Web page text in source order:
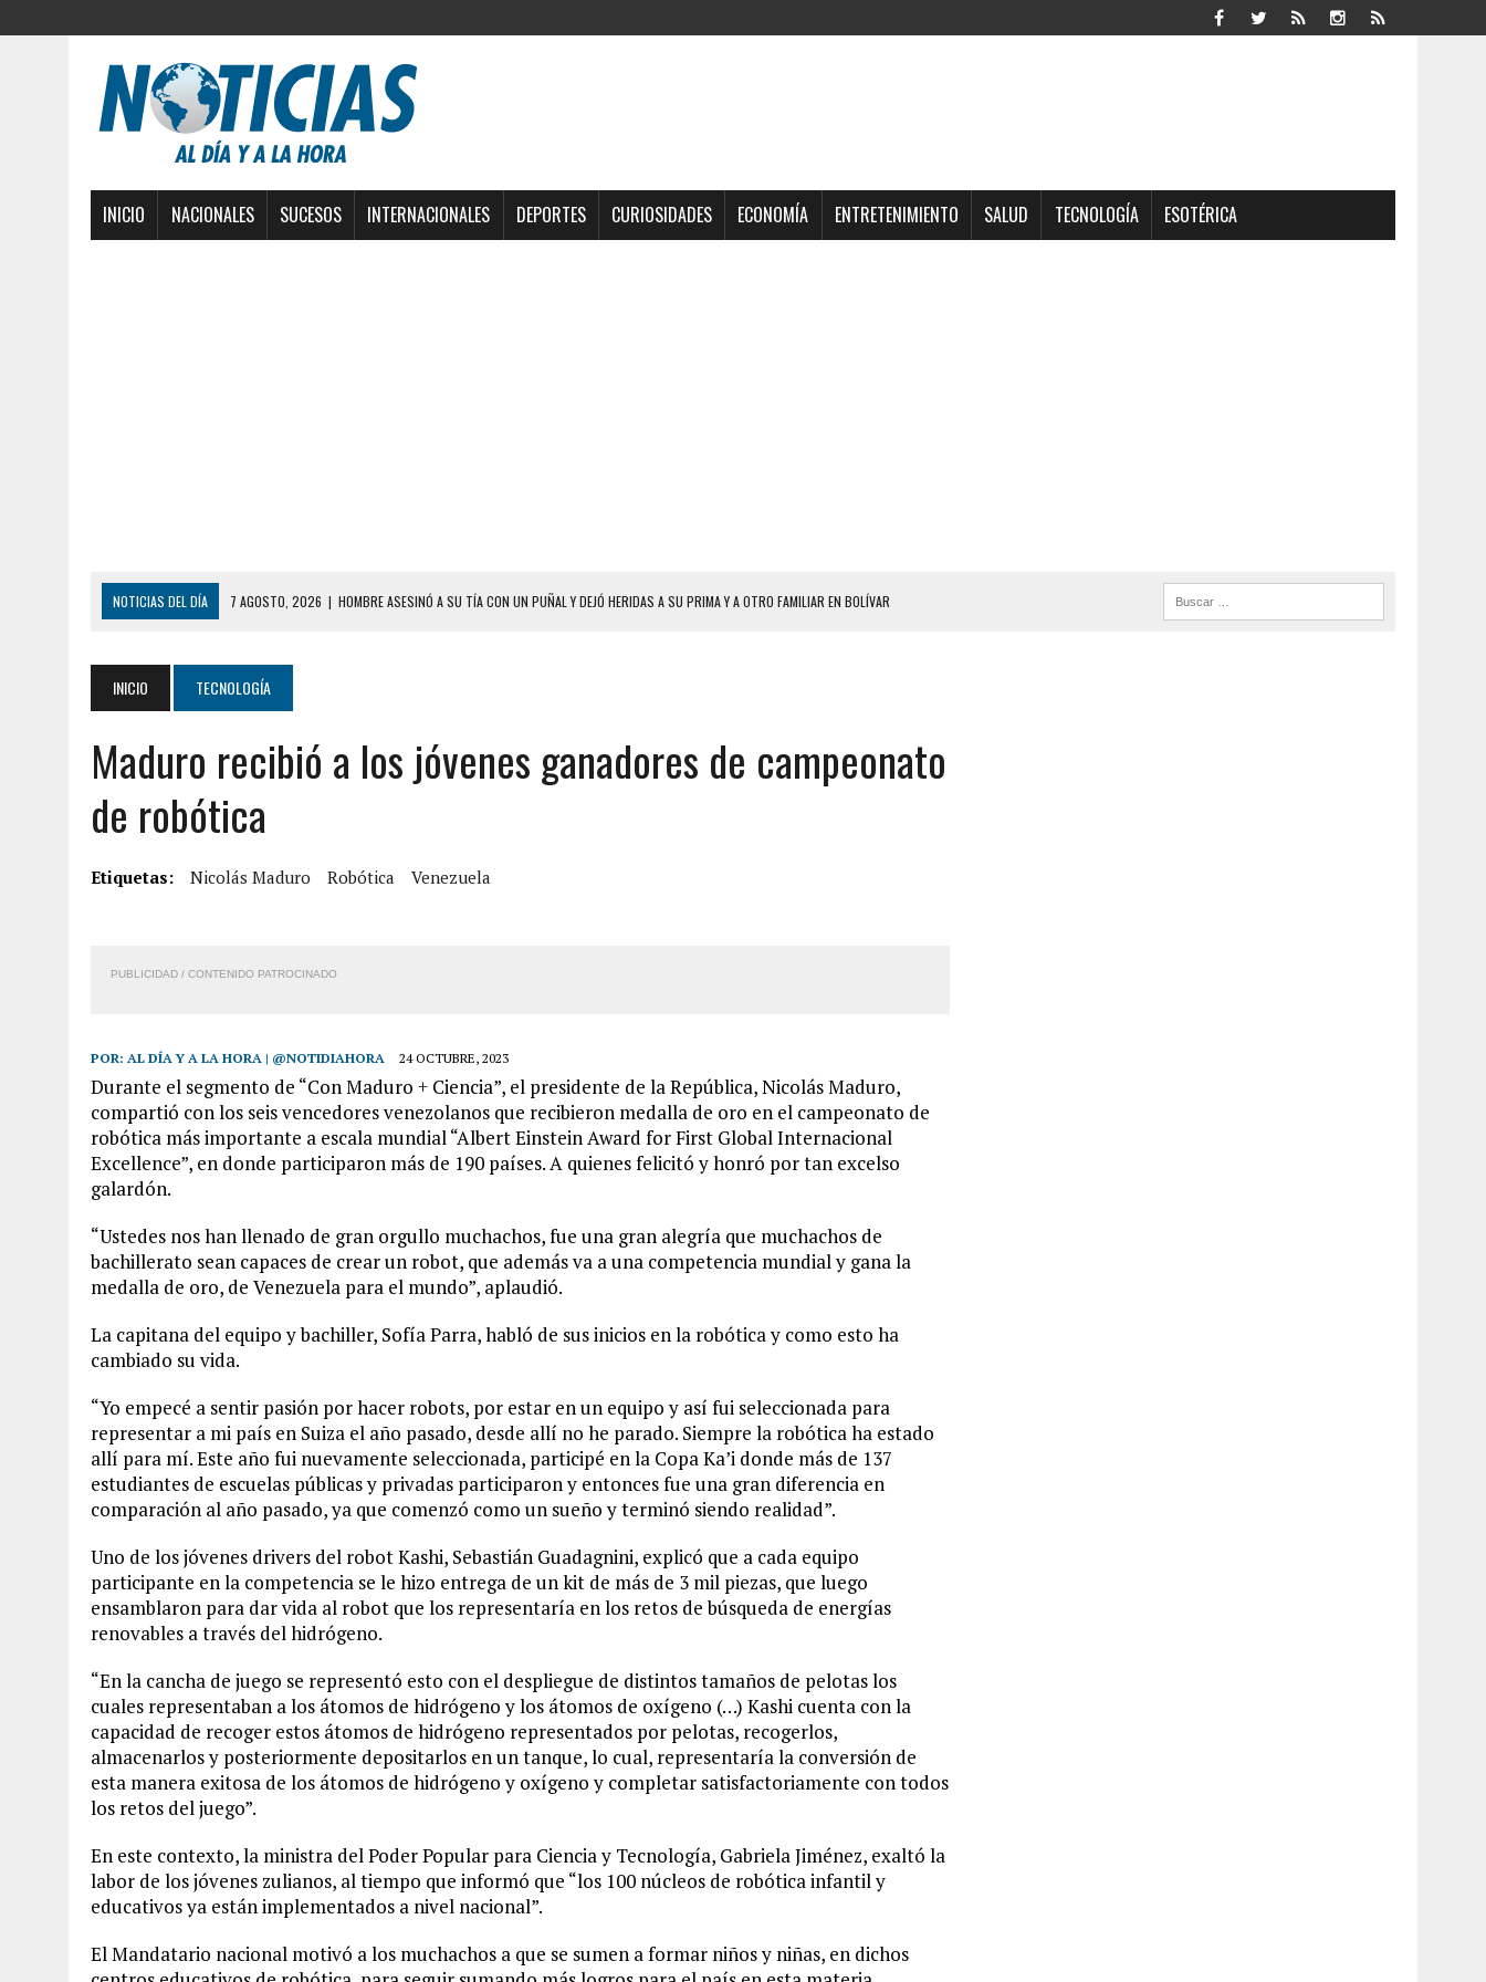
INICIO NACIONALES SUCESOS INTERNACIONALES DEPORTES CURIOSIDADES ECONOMÍA ENTRETENIMIENTO SALUD TECNOLOGÍA ESOTÉRICA
NOTICIAS DEL DÍA 7 AGOSTO, 2026 | HOMBRE ASESINÓ A SU TÍA CON UN PUÑAL Y DEJÓ HERIDAS A SU PRIMA Y A OTRO FAMILIAR EN BOLÍVAR
LOCALIZARON CUERPO DE ‘LA SEÑORA DE LAS UÑAS BONITAS’ 42 DÍAS DESPUÉS DE LOS TERREMOTOS EN LA GUAIRA
6 AGOSTO, 2026 | MISTERIOSA MUERTE DE MODELO EN MONAGAS: HALLARON EL CUERPO DENTRO DE SU CASA
6 AGOSTO, 2026
BARINAS: ADOLESCENTE SE QUITÓ LA VIDA TRAS SER ACOSADA Y ABUSADA POR LA PAREJA DE SU ABUELA
6 AGOSTO, 2026
CONMOCIÓN EN COLORADO POR ASESINATO DE UNA ADOLESCENTE VENEZOLANA EN REUNIÓN CON AMIGOS
5 AGOSTO, 2026
PRESUNTO BROTE PSICÓTICO POR FALTA DE TRATAMIENTO DESENCADENÓ TRAGEDIA FAMILIAR
8 AGOSTO, 2026
INICIO TECNOLOGÍA
Maduro recibió a los jóvenes ganadores de campeonato
de robótica
Etiquetas: Nicolás Maduro Robótica Venezuela
PUBLICIDAD / CONTENIDO PATROCINADO
POR: AL DÍA Y A LA HORA | @NOTIDIAHORA 24 OCTUBRE, 2023
Durante el segmento de “Con Maduro + Ciencia”, el presidente de la República, Nicolás Maduro,
compartió con los seis vencedores venezolanos que recibieron medalla de oro en el campeonato de
robótica más importante a escala mundial “Albert Einstein Award for First Global Internacional
Excellence”, en donde participaron más de 190 países. A quienes felicitó y honró por tan excelso
galardón.
“Ustedes nos han llenado de gran orgullo muchachos, fue una gran alegría que muchachos de
bachillerato sean capaces de crear un robot, que además va a una competencia mundial y gana la
medalla de oro, de Venezuela para el mundo”, aplaudió.
La capitana del equipo y bachiller, Sofía Parra, habló de sus inicios en la robótica y como esto ha
cambiado su vida.
“Yo empecé a sentir pasión por hacer robots, por estar en un equipo y así fui seleccionada para
representar a mi país en Suiza el año pasado, desde allí no he parado. Siempre la robótica ha estado
allí para mí. Este año fui nuevamente seleccionada, participé en la Copa Ka’i donde más de 137
estudiantes de escuelas públicas y privadas participaron y entonces fue una gran diferencia en
comparación al año pasado, ya que comenzó como un sueño y terminó siendo realidad”.
Uno de los jóvenes drivers del robot Kashi, Sebastián Guadagnini, explicó que a cada equipo
participante en la competencia se le hizo entrega de un kit de más de 3 mil piezas, que luego
ensamblaron para dar vida al robot que los representaría en los retos de búsqueda de energías
renovables a través del hidrógeno.
“En la cancha de juego se representó esto con el despliegue de distintos tamaños de pelotas los
cuales representaban a los átomos de hidrógeno y los átomos de oxígeno (…) Kashi cuenta con la
capacidad de recoger estos átomos de hidrógeno representados por pelotas, recogerlos,
almacenarlos y posteriormente depositarlos en un tanque, lo cual, representaría la conversión de
esta manera exitosa de los átomos de hidrógeno y oxígeno y completar satisfactoriamente con todos
los retos del juego”.
En este contexto, la ministra del Poder Popular para Ciencia y Tecnología, Gabriela Jiménez, exaltó la
labor de los jóvenes zulianos, al tiempo que informó que “los 100 núcleos de robótica infantil y
educativos ya están implementados a nivel nacional”.
El Mandatario nacional motivó a los muchachos a que se sumen a formar niños y niñas, en dichos